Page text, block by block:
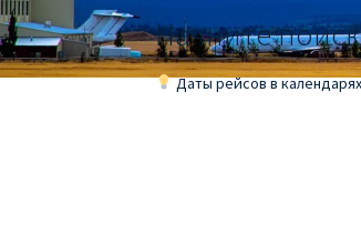
RYANAIR ДОБАВИТЬ
RYANAIR ИЗ РИГИ
Начните поиск
Даты рейсов в